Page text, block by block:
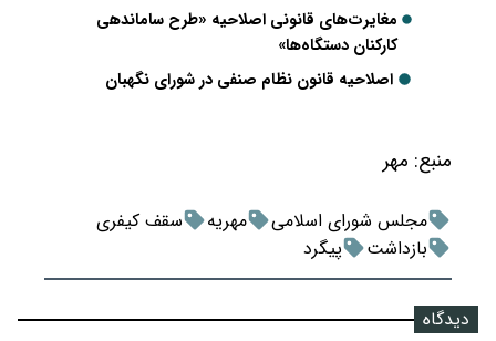
مغایرت‌های قانونی اصلاحیه «طرح ساماندهی
کارکنان دستگاه‌ها»
اصلاحیه قانون نظام صنفی در شورای نگهبان
منبع: مهر
مجلس شورای اسلامی مهریه
سقف کیفری
بازداشت
پیگرد
دیدگاه